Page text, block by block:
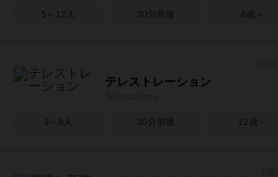
5～12人 30分前後 6歳～
テレストレーション
4～8人 30分前後 12歳～